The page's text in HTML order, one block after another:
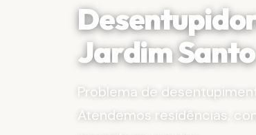
Jardim
Problema de
Atendemos residências,